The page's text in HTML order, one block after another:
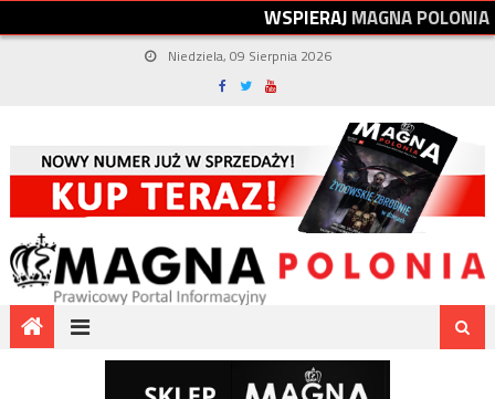
WSPIERAJMAGNAPOLONIA
Niedziela, 09 Sierpnia 2026